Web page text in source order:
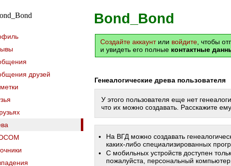
друзей
Bond_Bond
Создайте аккаунтили войдите , чтобы
и увидеть его полные контактные
Генеалогические древа пользователя
У этого пользователя еще нет
что их можно создавать. Расскажите
На ВГД можно создавать
каких-либо специализированных
С мобильных устройств доступен
пожалуйста, персональный